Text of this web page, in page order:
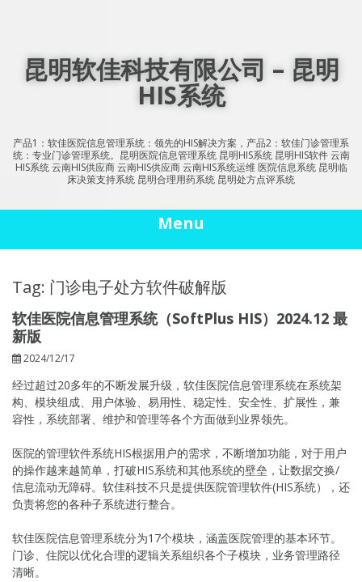
昆明软佳科技有限公司 – 昆明
HIS系统
产品1：软佳医院信息管理系统：领先的HIS解决方案，产品2：软佳门诊管理系
统：专业门诊管理系统。昆明医院信息管理系统 昆明HIS系统 昆明HIS软件 云南
HIS系统 云南HIS供应商 云南HIS供应商 云南HIS系统运维 医院信息系统 昆明临
床决策支持系统 昆明合理用药系统 昆明处方点评系统
Menu
Tag: 门诊电子处方软件破解版
软佳医院信息管理系统（SoftPlus HIS）2024.12 最
新版
2024/12/17
经过超过20多年的不断发展升级，软佳医院信息管理系统在系统架
构、模块组成、用户体验、易用性、稳定性、安全性、扩展性，兼
容性，系统部署、维护和管理等各个方面做到业界领先。
医院的管理软件系统HIS根据用户的需求，不断增加功能，对于用户
的操作越来越简单，打破HIS系统和其他系统的壁垒，让数据交换/
信息流动无障碍。软佳科技不只是提供医院管理软件(HIS系统），还
负责将您的各种子系统进行整合。
软佳医院信息管理系统分为17个模块，涵盖医院管理的基本环节。
门诊、住院以优化合理的逻辑关系组织各个子模块，业务管理路径
清晰。